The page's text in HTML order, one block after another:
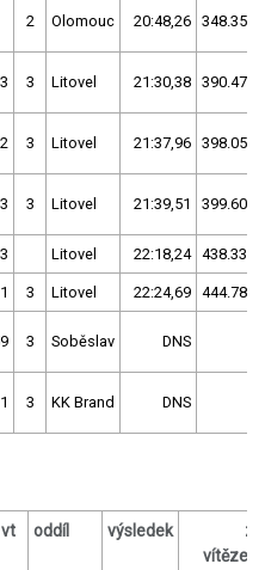
2 Olomouc 20:48,26 348.35/
3 Litovel 21:30,38 390.47/
3 Litovel 21:37,96 398.05/
3 Litovel 21:39,51 399.60/
Litovel 22:18,24 438.33/
3 Litovel 22:24,69 444.78/
3 Soběslav DNS
3 KK Brand DNS
vt oddíl výsledek
za
vítězem